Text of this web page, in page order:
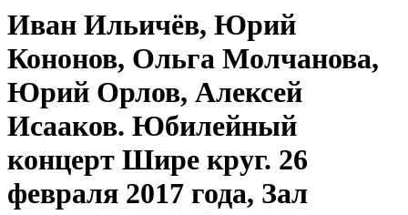
Иван Ильичёв, Юрий
Кононов, Ольга Молчанова,
Юрий Орлов, Алексей
Исааков. Юбилейный
концерт Шире круг. 26
февраля 2017 года, Зал